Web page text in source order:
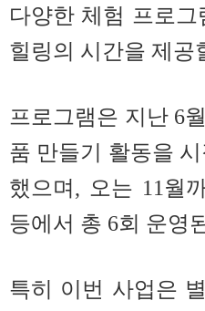
다양한 체험 프로
힐링의 시간을 제공
프로그램은 지난 6
품 만들기 활동을
했으며, 오는 11월
등에서 총 6회 운영
특히 이번 사업은